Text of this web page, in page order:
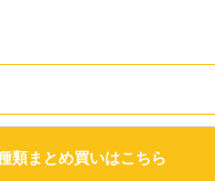
類まとめ買いはこちら